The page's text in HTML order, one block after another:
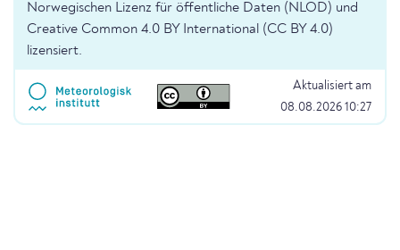
Norwegischen Lizenz für öffentliche Daten (NLOD) und
Creative Common 4.0 BY International (CC BY 4.0)
lizensiert.
Aktualisiert am
08.08.2026 10:27